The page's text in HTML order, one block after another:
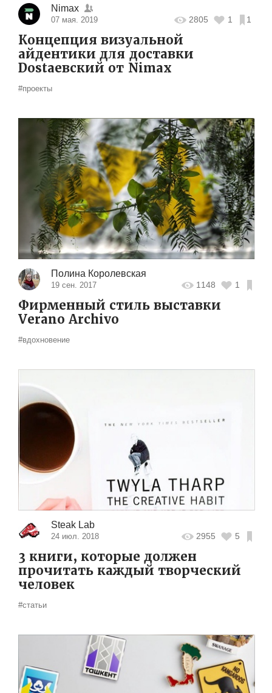
Nimax
07 мая. 2019 2805 1 1
Концепция визуальной
айдентики для доставки
Dostaевский от Nimax
#проекты
Полина Королевская
19 сен. 2017 1148 1
Фирменный стиль выставки
Verano Archivo
#вдохновение
Steak Lab
24 июл. 2018 2955 5
3 книги, которые должен
прочитать каждый творческий
человек
#статьи